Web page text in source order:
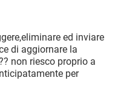
ed inviare
di aggiornare la
non riesco proprio a
per